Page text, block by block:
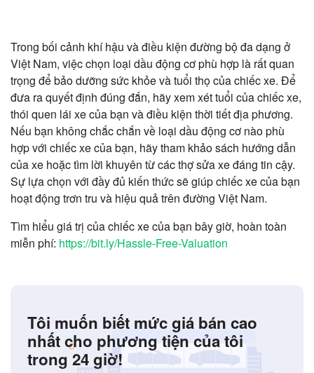
Trong bối cảnh khí hậu và điều kiện đường bộ đa dạng ở
Việt Nam, việc chọn loại dầu động cơ phù hợp là rất quan
trọng để bảo dưỡng sức khỏe và tuổi thọ của chiếc xe. Để
đưa ra quyết định đúng đắn, hãy xem xét tuổi của chiếc xe,
thói quen lái xe của bạn và điều kiện thời tiết địa phương.
Nếu bạn không chắc chắn về loại dầu động cơ nào phù
hợp với chiếc xe của bạn, hãy tham khảo sách hướng dẫn
của xe hoặc tìm lời khuyên từ các thợ sửa xe đáng tin cậy.
Sự lựa chọn với đầy đủ kiến thức sẽ giúp chiếc xe của bạn
hoạt động trơn tru và hiệu quả trên đường Việt Nam.
Tìm hiểu giá trị của chiếc xe của bạn bây giờ, hoàn toàn
miễn phí: https://bit.ly/Hassle-Free-Valuation
Tôi muốn biết mức giá bán cao
nhất cho phương tiện của tôi
trong 24 giờ!